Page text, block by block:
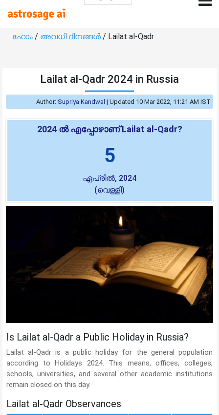
ഹോം / അവധി ദിനങ്ങൾ / Lailat al-Qadr
Lailat al-Qadr 2024 in Russia
Author: Supriya Kandwal | Updated 10 Mar 2022, 11:21 AM IST
2024 ൽ എപ്പോഴാണ് Lailat al-Qadr?
5
ഏപ്രിൽ, 2024
(വെള്ളി)
Is Lailat al-Qadr a Public Holiday in Russia?
Lailat al-Qadr is a public holiday for the general population
according to Holidays 2024. This means, offices, colleges,
schools, universities, and several other academic institutions
remain closed on this day.
Lailat al-Qadr Observances